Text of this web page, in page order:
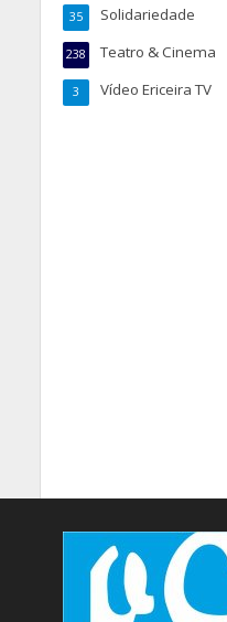
Solidariedade
35
Teatro & Cinema
238
Vídeo Ericeira TV
3